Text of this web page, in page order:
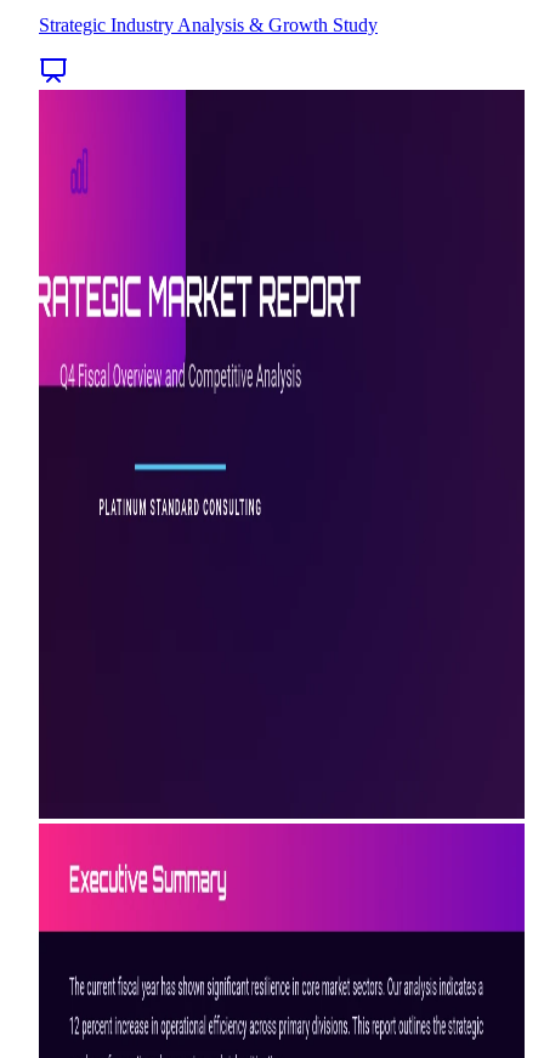
Strategic Industry Analysis & Growth Study